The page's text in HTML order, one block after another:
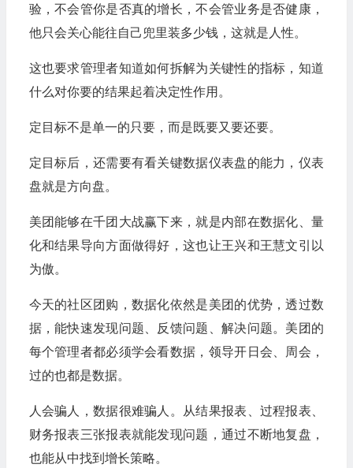
验，不会管你是否真的增长，不会管业务是否健康，
他只会关心能往自己兜里装多少钱，这就是人性。
这也要求管理者知道如何拆解为关键性的指标，知道
什么对你要的结果起着决定性作用。
定目标不是单一的只要，而是既要又要还要。
定目标后，还需要有看关键数据仪表盘的能力，仪表
盘就是方向盘。
美团能够在千团大战赢下来，就是内部在数据化、量
化和结果导向方面做得好，这也让王兴和王慧文引以
为傲。
今天的社区团购，数据化依然是美团的优势，透过数
据，能快速发现问题、反馈问题、解决问题。美团的
每个管理者都必须学会看数据，领导开日会、周会，
过的也都是数据。
人会骗人，数据很难骗人。从结果报表、过程报表、
财务报表三张报表就能发现问题，通过不断地复盘，
也能从中找到增长策略。